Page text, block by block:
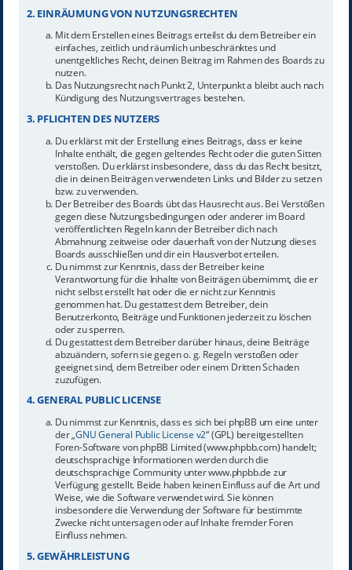
2. EINRÄUMUNG VON NUTZUNGSRECHTEN
Mit dem Erstellen eines Beitrags erteilst du dem Betreiber ein
einfaches, zeitlich und räumlich unbeschränktes und
unentgeltliches Recht, deinen Beitrag im Rahmen des Boards zu
nutzen.
Das Nutzungsrecht nach Punkt 2, Unterpunkt a bleibt auch nach
Kündigung des Nutzungsvertrages bestehen.
3. PFLICHTEN DES NUTZERS
Du erklärst mit der Erstellung eines Beitrags, dass er keine
Inhalte enthält, die gegen geltendes Recht oder die guten Sitten
verstoßen. Du erklärst insbesondere, dass du das Recht besitzt,
die in deinen Beiträgen verwendeten Links und Bilder zu setzen
bzw. zu verwenden.
Der Betreiber des Boards übt das Hausrecht aus. Bei Verstößen
gegen diese Nutzungsbedingungen oder anderer im Board
veröffentlichten Regeln kann der Betreiber dich nach
Abmahnung zeitweise oder dauerhaft von der Nutzung dieses
Boards ausschließen und dir ein Hausverbot erteilen.
Du nimmst zur Kenntnis, dass der Betreiber keine
Verantwortung für die Inhalte von Beiträgen übernimmt, die er
nicht selbst erstellt hat oder die er nicht zur Kenntnis
genommen hat. Du gestattest dem Betreiber, dein
Benutzerkonto, Beiträge und Funktionen jederzeit zu löschen
oder zu sperren.
Du gestattest dem Betreiber darüber hinaus, deine Beiträge
abzuändern, sofern sie gegen o. g. Regeln verstoßen oder
geeignet sind, dem Betreiber oder einem Dritten Schaden
zuzufügen.
4. GENERAL PUBLIC LICENSE
Du nimmst zur Kenntnis, dass es sich bei phpBB um eine unter
der „GNU General Public License v2“ (GPL) bereitgestellten
Foren-Software von phpBB Limited (www.phpbb.com) handelt;
deutschsprachige Informationen werden durch die
deutschsprachige Community unter www.phpbb.de zur
Verfügung gestellt. Beide haben keinen Einfluss auf die Art und
Weise, wie die Software verwendet wird. Sie können
insbesondere die Verwendung der Software für bestimmte
Zwecke nicht untersagen oder auf Inhalte fremder Foren
Einfluss nehmen.
5. GEWÄHRLEISTUNG